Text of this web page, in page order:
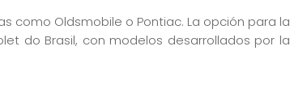
como Oldsmobile o Pontiac. La opción para la
do Brasil, con modelos desarrollados por la